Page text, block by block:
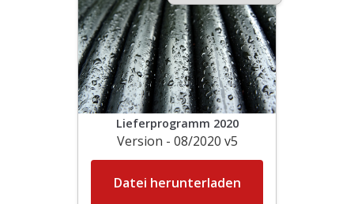
Lieferprogramm 2020
Version - 08/2020 v5
Datei herunterladen